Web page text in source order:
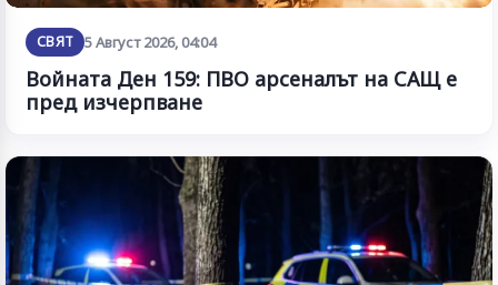
СВЯТ 5 Август 2026, 04:04
Войната Ден 159: ПВО арсеналът на САЩ е
пред изчерпване